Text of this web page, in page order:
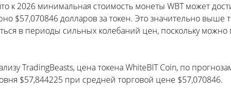
к 2026 минимальная стоимость монеты WBT может
долларов за токен. Это значительно выше
в периоды сильных колебаний цен, поскольку можно
TradingBeasts, цена токена WhiteBIT Coin, по
$57,844225 при средней торговой цене $57,070846.